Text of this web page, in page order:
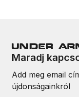
Maradj
Add meg email
újdonságainkról